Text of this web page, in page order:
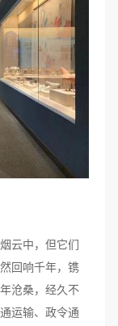
云中，但它们
回响千年，镌
沧桑，经久不
运输、政令通